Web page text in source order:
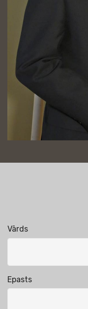
Vārds
Epasts